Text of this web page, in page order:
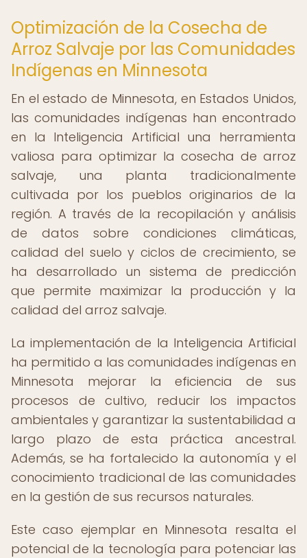
Optimización de la Cosecha de
Arroz Salvaje por las Comunidades
Indígenas en Minnesota
En el estado de Minnesota, en Estados Unidos,
las comunidades indígenas han encontrado
en la Inteligencia Artificial una herramienta
valiosa para optimizar la cosecha de arroz
salvaje, una planta tradicionalmente
cultivada por los pueblos originarios de la
región. A través de la recopilación y análisis
de datos sobre condiciones climáticas,
calidad del suelo y ciclos de crecimiento, se
ha desarrollado un sistema de predicción
que permite maximizar la producción y la
calidad del arroz salvaje.
La implementación de la Inteligencia Artificial
ha permitido a las comunidades indígenas en
Minnesota mejorar la eficiencia de sus
procesos de cultivo, reducir los impactos
ambientales y garantizar la sustentabilidad a
largo plazo de esta práctica ancestral.
Además, se ha fortalecido la autonomía y el
conocimiento tradicional de las comunidades
en la gestión de sus recursos naturales.
Este caso ejemplar en Minnesota resalta el
potencial de la tecnología para potenciar las